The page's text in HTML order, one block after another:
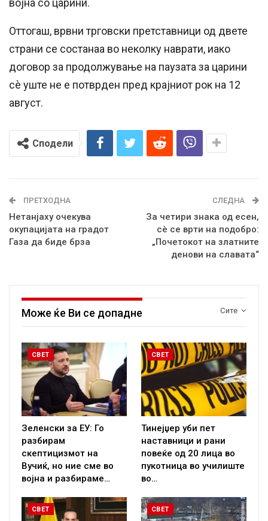
Оттогаш, врвни трговски претставници од двете
страни се состанаа во неколку наврати, иако
договор за продолжување на паузата за царини
сè уште не е потврден пред крајниот рок на 12
август.
Сподели
ПРЕТХОДНА
Нетанјаху очекува
окупацијата на градот
Газа да биде брза
СЛЕДНА
За четири знака од есен,
сè се врти на подобро:
„Почетокот на златните
денови на славата“
Сите
Може ќе Ви се допадне
СВЕТ
Зеленски за ЕУ: Го
разбирам
скептицизмот на
Вучиќ, но ние сме во
војна и разбираме…
СВЕТ
Тинејџер уби пет
наставници и рани
повеќе од 20 лица во
пукотница во училиште
во…
СВЕТ СВЕТ